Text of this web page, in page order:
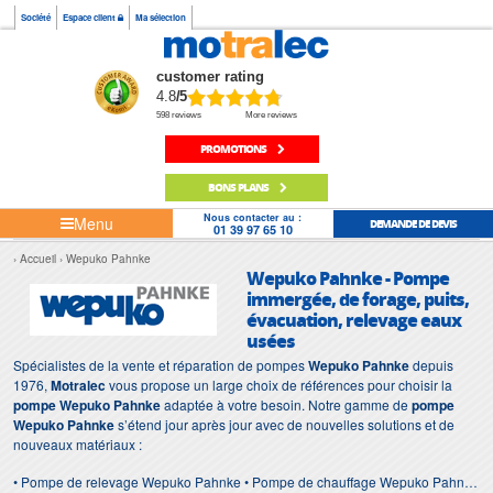
Société Espace client Ma sélection
customer rating
4.8/5
598 reviews More reviews
PROMOTIONS
BONS PLANS
Menu Nous contacter au :
01 39 97 65 10 DEMANDE DE DEVIS
Accueil Wepuko Pahnke
Wepuko Pahnke - Pompe
immergée, de forage, puits,
évacuation, relevage eaux
usées
Spécialistes de la vente et réparation de pompesWepuko Pahnkedepuis
1976, Motralecvous propose un large choix de références pour choisir la
pompe Wepuko Pahnkeadaptée à votre besoin. Notre gamme depompe
Wepuko Pahnkes’étend jour après jour avec de nouvelles solutions et de
nouveaux matériaux :
• Pompe de relevage Wepuko Pahnke • Pompe de chauffage Wepuko Pahnke